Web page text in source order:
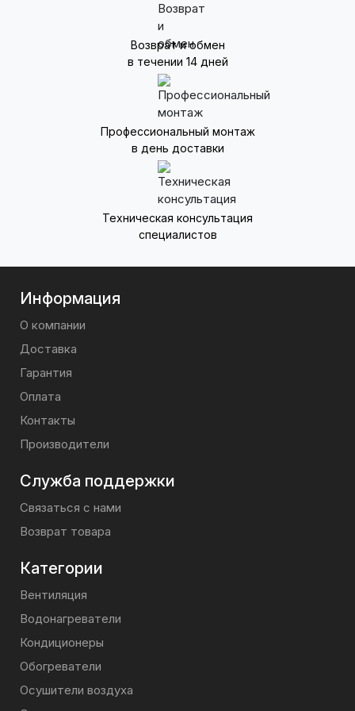
Возврат и обмен
в течении 14 дней
Профессиональный монтаж
в день доставки
Техническая консультация
специалистов
Информация
О компании
Доставка
Гарантия
Оплата
Контакты
Производители
Служба поддержки
Связаться с нами
Возврат товара
Категории
Вентиляция
Водонагреватели
Кондиционеры
Обогреватели
Осушители воздуха